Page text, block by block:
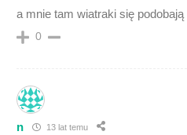
a mnie tam wiatraki się podobają
0
n 13 lat temu